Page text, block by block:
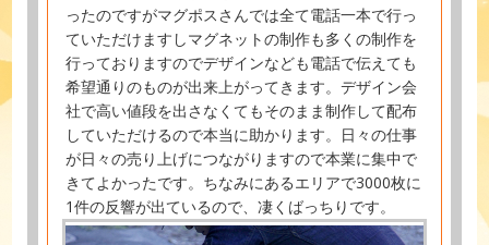
ったのですがマグポスさんでは全て電話一本で行っ
ていただけますしマグネットの制作も多くの制作を
行っておりますのでデザインなども電話で伝えても
希望通りのものが出来上がってきます。デザイン会
社で高い値段を出さなくてもそのまま制作して配布
していただけるので本当に助かります。日々の仕事
が日々の売り上げにつながりますので本業に集中で
きてよかったです。ちなみにあるエリアで3000枚に
1件の反響が出ているので、凄くばっちりです。